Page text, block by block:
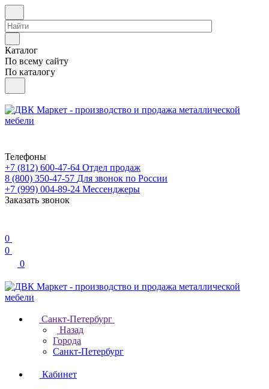
Каталог
По всему сайту
По каталогу
Телефоны
+7 (812) 600-47-64 Отдел продаж
8 (800) 350-47-57 Для звонок по России
+7 (999) 004-89-24 Мессенджеры
Заказать звонок
0
0
0
Санкт-Петербург
Назад
Города
Санкт-Петербург
Кабинет